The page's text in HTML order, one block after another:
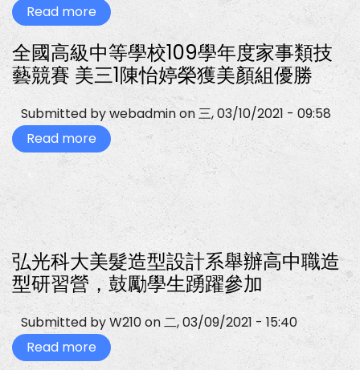
系
辦
理，
家
事
科
技
藝
競
賽
美
髮
組
及
台
品
製
作
創
意
整
體
造
型
Read more about
正
科
大
2021
全
國
高
中
學
校
專
題
製
競
鼓
勵
學
生
踴
躍
參
加
全國高級中等學校109學年度家事類技
藝競賽 美三1陳怡婷榮獲美顏組優勝
Submitted bywebadminon三, 03/10/2021 - 09:58
Read more about
全
國
高
級
中
學
109
學
年
度
家
事
類
技
藝
弘光科大美髮造型設計系舉辦高中職造
型研習營，鼓勵學生踴躍參加
Submitted byW210on二, 03/09/2021 - 15:40
Read more about
弘